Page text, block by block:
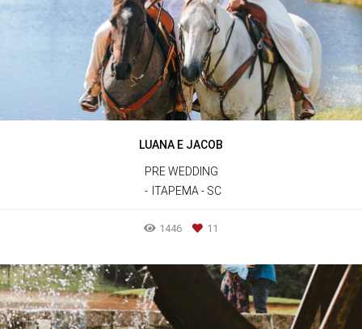
LUANA E JACOB
PRE WEDDING
ITAPEMA - SC
1446 11